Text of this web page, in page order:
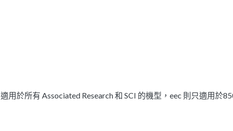
適用於所有 Associated Research 和 SCI 的機型，eec 則只適用於